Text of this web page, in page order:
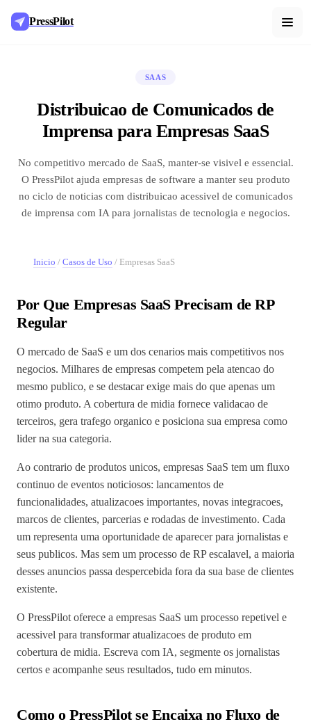
PressPilot
SAAS
Distribuicao de Comunicados de
Imprensa para Empresas SaaS
No competitivo mercado de SaaS, manter-se visivel e essencial.
O PressPilot ajuda empresas de software a manter seu produto
no ciclo de noticias com distribuicao acessivel de comunicados
de imprensa com IA para jornalistas de tecnologia e negocios.
Inicio / Casos de Uso / Empresas SaaS
Por Que Empresas SaaS Precisam de RP
Regular
O mercado de SaaS e um dos cenarios mais competitivos nos
negocios. Milhares de empresas competem pela atencao do
mesmo publico, e se destacar exige mais do que apenas um
otimo produto. A cobertura de midia fornece validacao de
terceiros, gera trafego organico e posiciona sua empresa como
lider na sua categoria.
Ao contrario de produtos unicos, empresas SaaS tem um fluxo
continuo de eventos noticiosos: lancamentos de
funcionalidades, atualizacoes importantes, novas integracoes,
marcos de clientes, parcerias e rodadas de investimento. Cada
um representa uma oportunidade de aparecer para jornalistas e
seus publicos. Mas sem um processo de RP escalavel, a maioria
desses anuncios passa despercebida fora da sua base de clientes
existente.
O PressPilot oferece a empresas SaaS um processo repetivel e
acessivel para transformar atualizacoes de produto em
cobertura de midia. Escreva com IA, segmente os jornalistas
certos e acompanhe seus resultados, tudo em minutos.
Como o PressPilot se Encaixa no Fluxo de